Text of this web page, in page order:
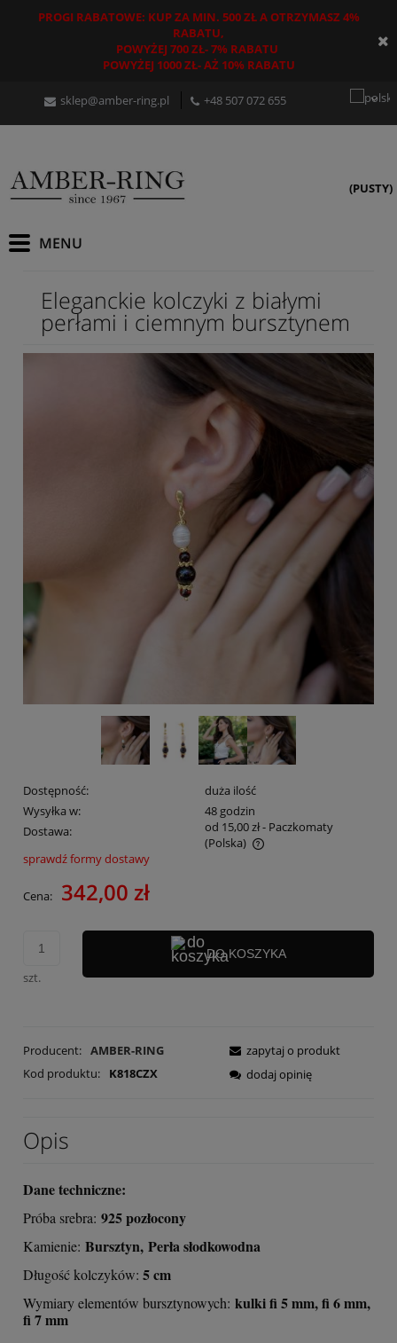
PROGI RABATOWE: KUP ZA MIN. 500 ZŁ A OTRZYMASZ 4%
RABATU,
POWYŻEJ 700 ZŁ- 7% RABATU
POWYŻEJ 1000 ZŁ- AŻ 10% RABATU
sklep@amber-ring.pl +48507 072 655
(PUSTY)
Eleganckie kolczyki z białymi
perłami i ciemnym bursztynem
Dostępność:
duża ilość
Wysyłka w:
48 godzin
Dostawa:
od 15,00 zł- Paczkomaty
(Polska)
Cena nie zawiera ewentualnych kosztów płatności
sprawdź formy dostawy
Cena: 342,00 zł
szt.
DO KOSZYKA
Producent: AMBER-RING
Kod produktu:
K818CZX
zapytaj o produkt
dodaj opinię
Opis
Dane techniczne:
Próba srebra: 925 pozłocony
Kamienie: Bursztyn, Perła słodkowodna
Długość kolczyków: 5 cm
Wymiary elementów bursztynowych: kulki fi 5 mm, fi 6 mm,
fi 7 mm